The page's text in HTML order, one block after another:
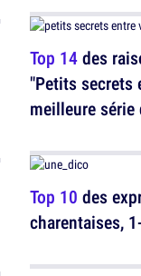
Top 14des
"Petits secrets
meilleure série
Top 10 des
charentaises,